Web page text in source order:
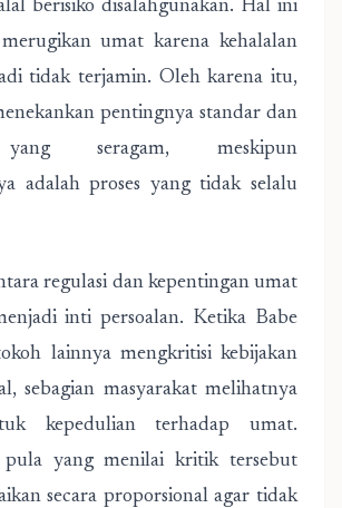
berisiko disalahgunakan. Hal ini
umat karena kehalalan
tidak terjamin. Oleh karena itu,
pentingnya standar dan
seragam, meskipun
adalah proses yang tidak selalu
regulasi dan kepentingan umat
inti persoalan. Ketika Babe
lainnya mengkritisi kebijakan
sebagian masyarakat melihatnya
kepedulian terhadap umat.
pula yang menilai kritik tersebut
secara proporsional agar tidak